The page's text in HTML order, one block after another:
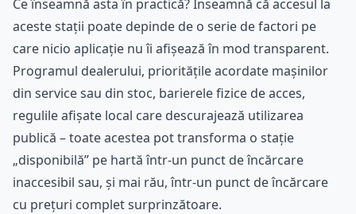
Ce înseamnă asta în practică? Înseamnă că accesul la
aceste stații poate depinde de o serie de factori pe
care nicio aplicație nu îi afișează în mod transparent.
Programul dealerului, prioritățile acordate mașinilor
din service sau din stoc, barierele fizice de acces,
regulile afișate local care descurajează utilizarea
publică – toate acestea pot transforma o stație
„disponibilă” pe hartă într-un punct de încărcare
inaccesibil sau, și mai rău, într-un punct de încărcare
cu prețuri complet surprinzătoare.